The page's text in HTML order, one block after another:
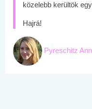
közelebb kerültök
Hajrá!
Pyreschitz